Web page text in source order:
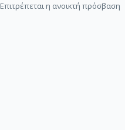
Επιτρέπεται η ανοικτή πρόσβαση